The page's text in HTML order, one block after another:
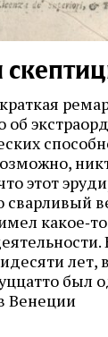
об
этот
сварливый
лет,
был
Венеции